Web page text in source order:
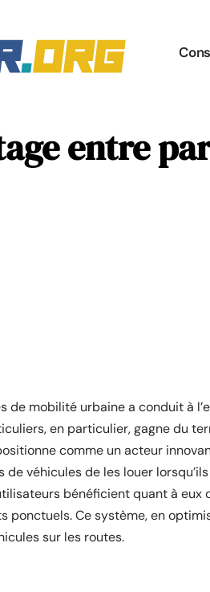
entre
de mobilité urbaine a conduit à
en particulier, gagne du
comme un acteur
véhicules de les louer
bénéficient quant à eux
ponctuels. Ce système, en
sur les routes.